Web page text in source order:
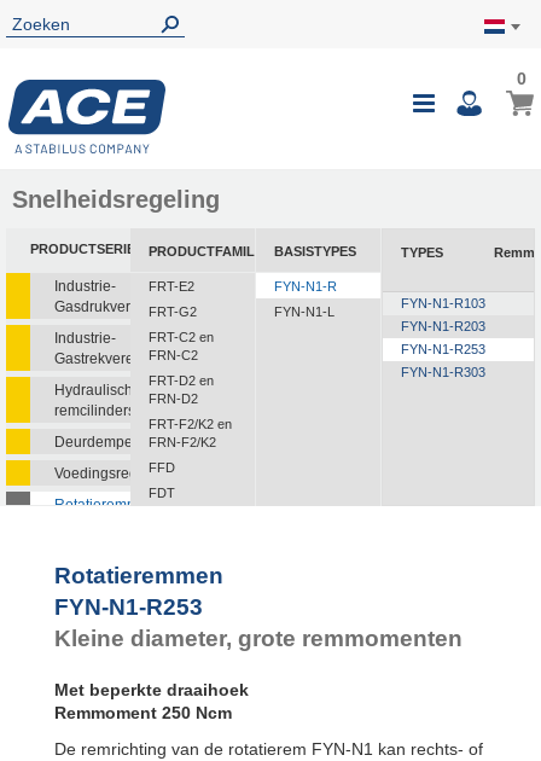
Toggle
00
Snelheidsregeling
PRODUCTSERIE
Industrie-
Gasdrukveren
Industrie-
Gastrekveren
Hydraulische
remcilinders
Deurdempers
Voedingsregelaars
Rotatieremmen
PRODUCTFAMILIE
FRT-E2
FRT-G2
FRT-C2 en
FRN-C2
FRT-D2 en
FRN-D2
FRT-F2/K2 en
FRN-F2/K2
FFD
FDT
FYN-N1
FYN-S1
FYT-H1 en FYN-
FYT-LA3 en
FYN-LA3
BASISTYPES
FYN-N1-R
FYN-N1-L
TYPES
FYN-N1-R103
FYN-N1-R203
FYN-N1-R253
FYN-N1-R303
Rotatieremmen
FYN-N1-R253
Kleine diameter, grote remmomenten
Met beperkte draaihoek
Remmoment 250 Ncm
De remrichting van de rotatierem FYN-N1 kan rechts- of